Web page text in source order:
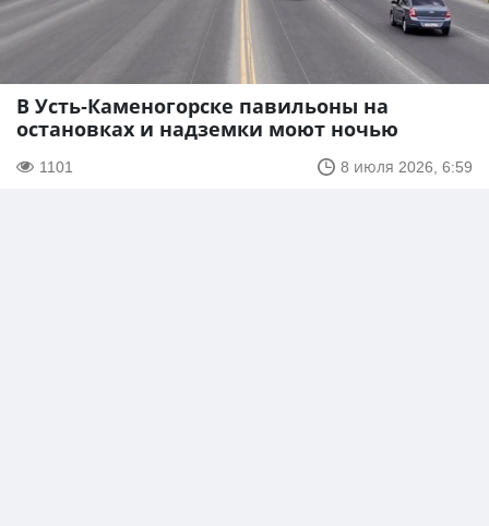
В Усть-Каменогорске павильоны на
остановках и надземки моют ночью
1101 8 июля 2026, 6:59